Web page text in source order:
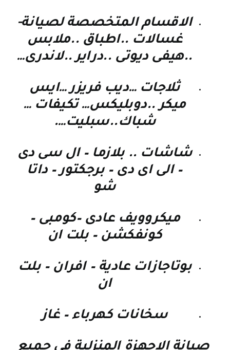
الاقسام المتخصصة لصيانة-
غسالات ..اطباق ..ملابس
..هيفى ديوتى ..دراير ..لاندرى…
ثلاجات …ديب فريزر …ايس
ميكر ..دوبليكس… تكيفات …
شباك..سبليت….
شاشات .. بلازما – ال سى دى
– الى اى دى – برجكتور – داتا
شو
ميكروويف عادى –كومبى –
كونفكشن – بلت ان
بوتاجازات عادية – افران – بلت
ان
سخانات كهرباء – غاز